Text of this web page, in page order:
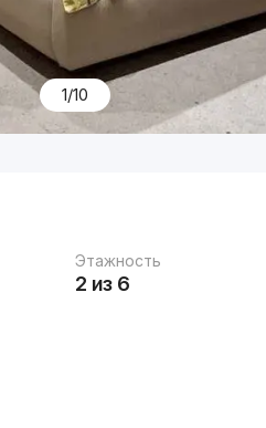
1/10
Этажность
2 из 6